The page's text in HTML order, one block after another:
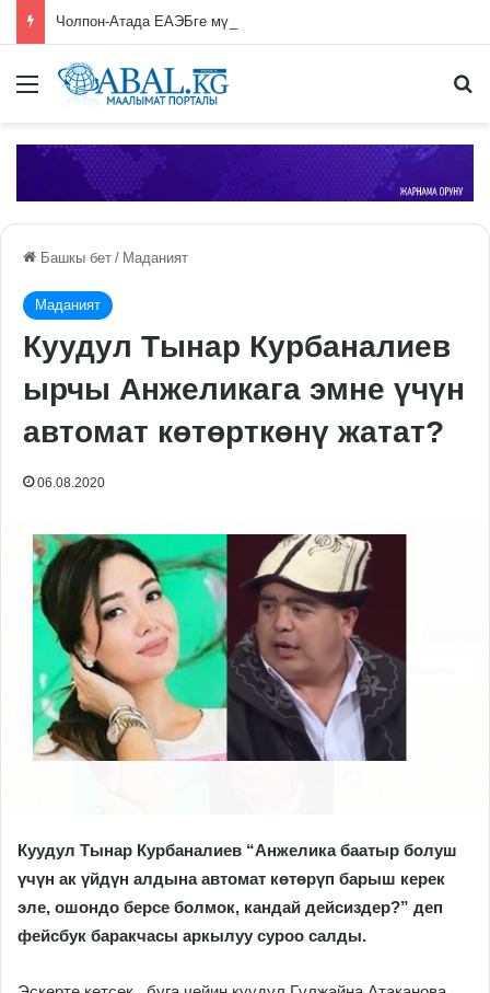
Меню
Башкы бет / Маданият
Маданият
Куудул Тынар Курбаналиев
ырчы Анжеликага эмне үчүн
автомат көтөрткөнү жатат?
06.08.2020
Куудул Тынар Курбаналиев “Анжелика баатыр болуш
үчүн ак үйдүн алдына автомат көтөрүп барыш керек
эле, ошондо берсе болмок, кандай дейсиздер?” деп
фейсбук баракчасы аркылуу суроо салды.